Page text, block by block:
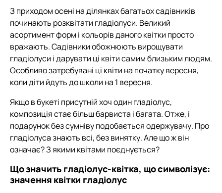
З приходом осені на ділянках багатьох садівників
починають розквітати гладіолуси. Великий
асортимент форм і кольорів даного квітки просто
вражають. Садівники обожнюють вирощувати
гладіолуси і дарувати ці квіти самим близьким людям.
Особливо затребувані ці квіти на початку вересня,
коли діти йдуть до школи на 1 вересня.
Якщо в букеті присутній хоч один гладіолус,
композиція стає більш барвиста і багата. Отже, і
подарунок без сумніву подобається одержувачу. Про
гладіолуса знають всі, без винятку. Але що ж він
означає? З якими квітами поєднується?
Що значить гладіолус-квітка, що символізує:
значення квітки гладіолус